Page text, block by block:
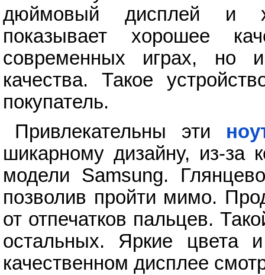
дюймовый дисплей и
показывает хорошее
современных играх, но
качества. Такое
покупатель.
Привлекательны эти
шикарному дизайну, из-за
модели Samsung.
позволив пройти мимо.
от отпечатков пальцев.
остальных. Яркие цвета
качественном дисплее